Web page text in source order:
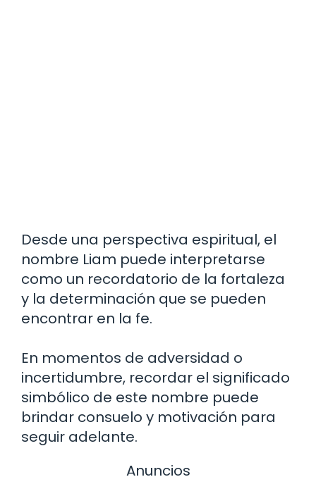
Desde una perspectiva espiritual, el
nombre Liam puede interpretarse
como un recordatorio de la fortaleza
y la determinación que se pueden
encontrar en la fe.
En momentos de adversidad o
incertidumbre, recordar el significado
simbólico de este nombre puede
brindar consuelo y motivación para
seguir adelante.
Anuncios